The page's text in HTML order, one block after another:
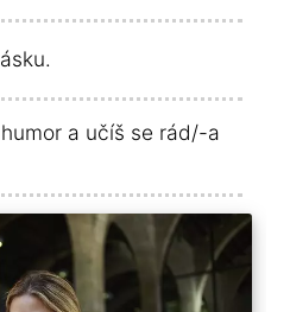
a učíš se rád/-a